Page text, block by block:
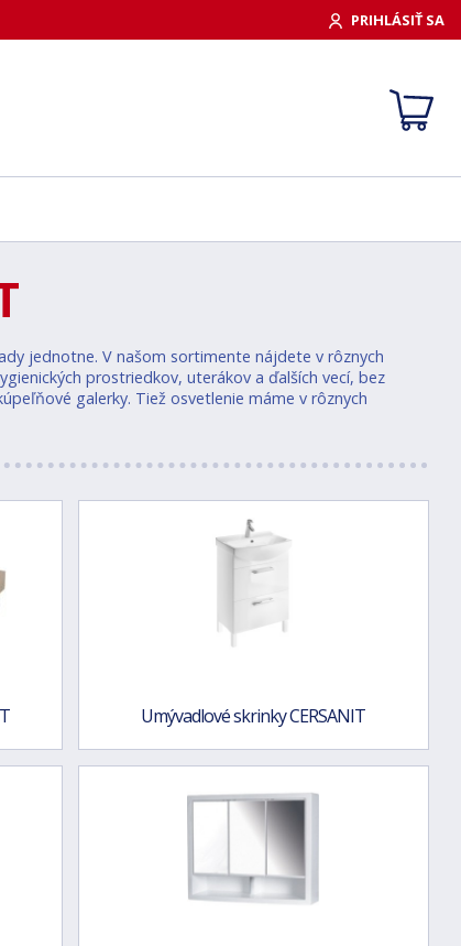
PRIHLÁSIŤ SA
jednotne. V našom sortimente nájdete v rôznych
prostriedkov, uterákov a ďalších vecí, bez
galerky. Tiež osvetlenie máme v rôznych
Umývadlové skrinky CERSANIT